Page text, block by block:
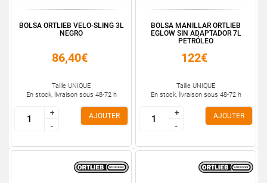
BOLSA ORTLIEB VELO-SLING 3L
NEGRO
86,40€
Taille UNIQUE
En stock, livraison sous 48-72 h
+
-
+
-
AJOUTER
BOLSA MANILLAR ORTLIEB
EGLOW SIN ADAPTADOR 7L
PETRÓLEO
122€
Taille UNIQUE
En stock, livraison sous 48-72 h
+
-
+
-
AJOUTER